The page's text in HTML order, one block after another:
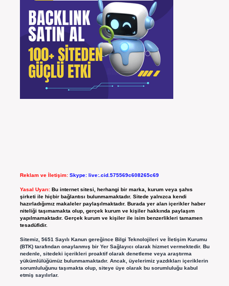
Reklam ve İletişim: Skype: live:.cid.575569c608265c69
Yasal Uyarı: Bu internet sitesi, herhangi bir marka, kurum veya şahıs
şirketi ile hiçbir bağlantısı bulunmamaktadır. Sitede yalnızca kendi
hazırladığımız makaleler paylaşılmaktadır. Burada yer alan içerikler haber
niteliği taşımamakta olup, gerçek kurum ve kişiler hakkında paylaşım
yapılmamaktadır. Gerçek kurum ve kişiler ile isim benzerlikleri tamamen
tesadüfidir.
Sitemiz, 5651 Sayılı Kanun gereğince Bilgi Teknolojileri ve İletişim Kurumu
(BTK) tarafından onaylanmış bir Yer Sağlayıcı olarak hizmet vermektedir. Bu
nedenle, sitedeki içerikleri proaktif olarak denetleme veya araştırma
yükümlülüğümüz bulunmamaktadır. Ancak, üyelerimiz yazdıkları içeriklerin
sorumluluğunu taşımakta olup, siteye üye olarak bu sorumluluğu kabul
etmiş sayılırlar.